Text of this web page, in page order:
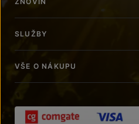
SLUŽBY
VŠE O NÁKUPU